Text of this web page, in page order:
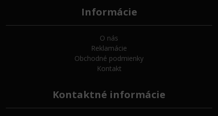
Informácie
O nás
Reklamácie
Obchodné podmienky
Kontakt
Kontaktné informácie